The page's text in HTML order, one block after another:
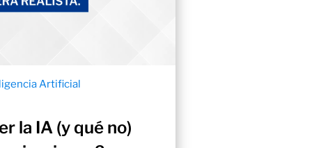
Artificial
la IA (y qué no)